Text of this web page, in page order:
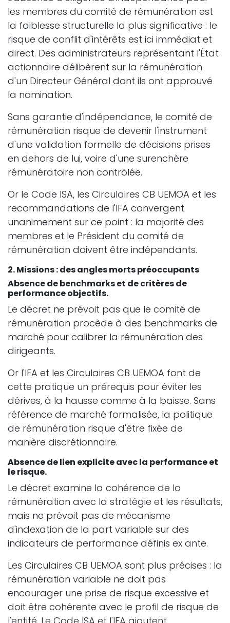
les membres du comité de rémunération est
la faiblesse structurelle la plus significative : le
risque de conflit d'intérêts est ici immédiat et
direct. Des administrateurs représentant l'État
actionnaire délibèrent sur la rémunération
d'un Directeur Général dont ils ont approuvé
la nomination.
Sans garantie d'indépendance, le comité de
rémunération risque de devenir l'instrument
d'une validation formelle de décisions prises
en dehors de lui, voire d'une surenchère
rémunératoire non contrôlée.
Or le Code ISA, les Circulaires CB UEMOA et les
recommandations de l'IFA convergent
unanimement sur ce point : la majorité des
membres et le Président du comité de
rémunération doivent être indépendants.
2. Missions : des angles morts préoccupants
Absence de benchmarks et de critères de
performance objectifs.
Le décret ne prévoit pas que le comité de
rémunération procède à des benchmarks de
marché pour calibrer la rémunération des
dirigeants.
Or l'IFA et les Circulaires CB UEMOA font de
cette pratique un prérequis pour éviter les
dérives, à la hausse comme à la baisse. Sans
référence de marché formalisée, la politique
de rémunération risque d'être fixée de
manière discrétionnaire.
Absence de lien explicite avec la performance et
le risque.
Le décret examine la cohérence de la
rémunération avec la stratégie et les résultats,
mais ne prévoit pas de mécanisme
d'indexation de la part variable sur des
indicateurs de performance définis ex ante.
Les Circulaires CB UEMOA sont plus précises : la
rémunération variable ne doit pas
encourager une prise de risque excessive et
doit être cohérente avec le profil de risque de